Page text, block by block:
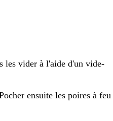
les vider à l'aide d'un vide-
ensuite les poires à feu